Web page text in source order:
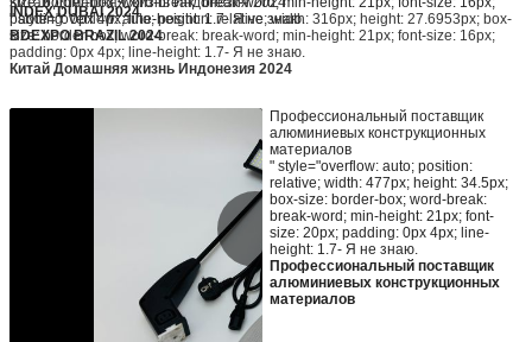
INDEX DUBAI 2024
padding: 0px 4px; line-height: 1.7- Я не знаю.
BDEXPO BRAZIL 2024
" style="overflow: auto; position: relative; width: 316px; height: 27.6953px; box-
size: border-box; word-break: break-word; min-height: 21px; font-size: 16px;
padding: 0px 4px; line-height: 1.7- Я не знаю.
Китай Домашняя жизнь Индонезия 2024
Профессиональный поставщик
алюминиевых конструкционных
материалов
" style="overflow: auto; position:
relative; width: 477px; height: 34.5px;
box-size: border-box; word-break:
break-word; min-height: 21px; font-
size: 20px; padding: 0px 4px; line-
height: 1.7- Я не знаю.
Профессиональный поставщик
алюминиевых конструкционных
материалов